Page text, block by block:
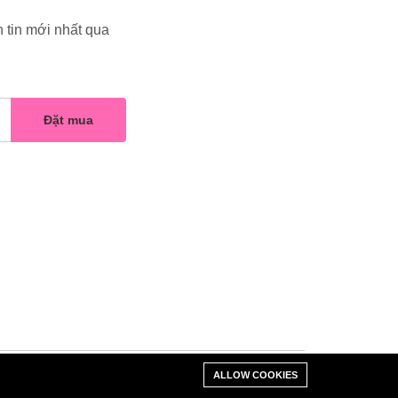
tin mới nhất qua
Đặt mua
ALLOW COOKIES